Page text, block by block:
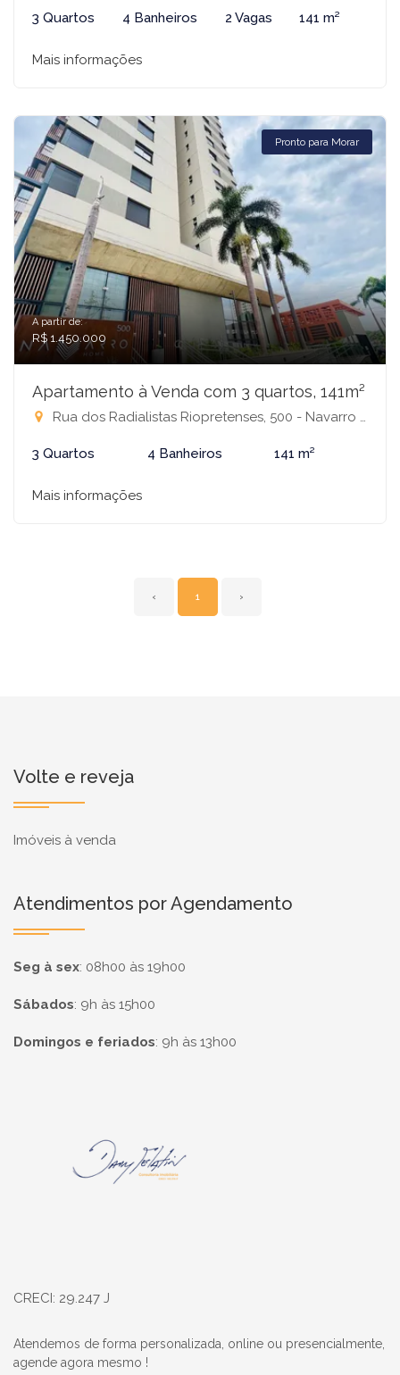
3 Quartos 4 Banheiros 2 Vagas 141 m²
Mais informações
Pronto para Morar
A partir de:
R$ 1.450.000
Apartamento à Venda com 3 quartos, 141m²
Rua dos Radialistas Riopretenses, 500 - Navarro Home, São José do Rio Preto-SP
3 Quartos 4 Banheiros 141 m²
Mais informações
‹ 1 ›
Volte e reveja
Imóveis à venda
Atendimentos por Agendamento
Seg à sex: 08h00 às 19h00
Sábados: 9h às 15h00
Domingos e feriados: 9h às 13h00
CRECI: 29.247 J
Atendemos de forma personalizada, online ou presencialmente,
agende agora mesmo !